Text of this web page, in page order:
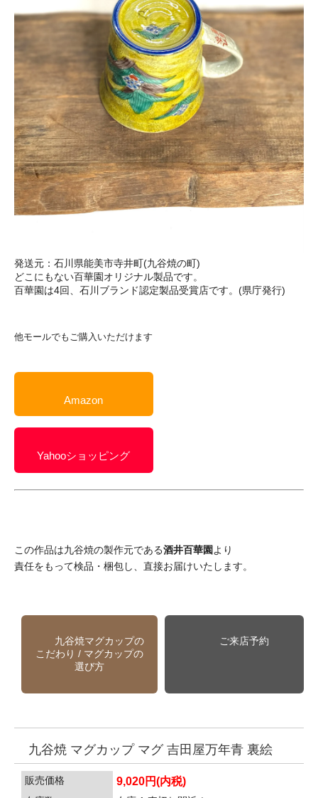
発送元：石川県能美市寺井町(九谷焼の町)
どこにもない百華園オリジナル製品です。
百華園は4回、石川ブランド認定製品受賞店です。(県庁発行)
他モールでもご購入いただけます
Amazon
Yahooショッピング
この作品は九谷焼の製作元である酒井百華園 より
責任をもって検品・梱包し、直接お届けいたします。
九谷焼マグカップの
こだわり / マグカップの
選び方
ご来店予約
九谷焼 マグカップ マグ 吉田屋万年青 裏絵
販売価格 9,020円(内税)